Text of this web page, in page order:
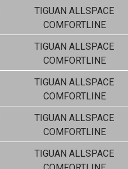
TIGUAN ALLSPACE
COMFORTLINE
TIGUAN ALLSPACE
COMFORTLINE
TIGUAN ALLSPACE
COMFORTLINE
TIGUAN ALLSPACE
COMFORTLINE
TIGUAN ALLSPACE